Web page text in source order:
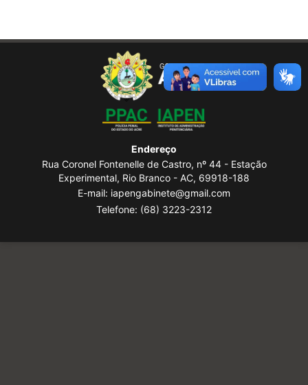
Endereço
Rua Coronel Fontenelle de Castro, nº 44 - Estação
Experimental, Rio Branco - AC, 69918-188
E-mail: iapengabinete@gmail.com
Telefone: (68) 3223-2312